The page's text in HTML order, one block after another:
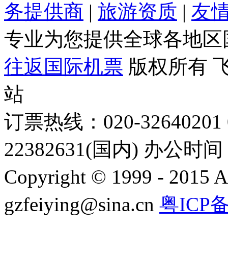
务提供商 | 旅游资质 | 友
专业为您提供全球各地
往返国际机票 版权所有
站
订票热线：020-
22382631(国内) 办公时
Copyright © 1999 - 2015
gzfeiying@sina.cn 粤ICP